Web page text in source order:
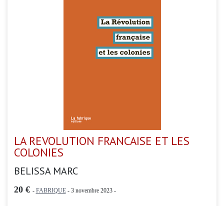
LA REVOLUTION FRANCAISE ET LES
COLONIES
BELISSA MARC
20 € - FABRIQUE- 3 novembre 2023 -